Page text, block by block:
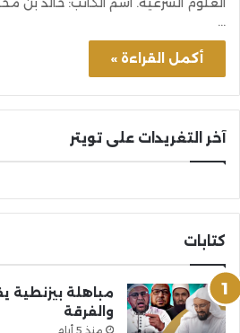
…
أكمل القراءة »
آخر التغريدات على تويتر
كتابات
مباهلة بيزنطية
والفرقة
منذ 5 أيام